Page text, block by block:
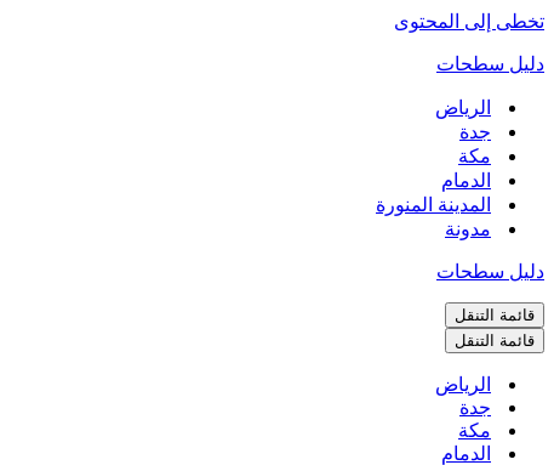
تخطى إلى المحتوى
دليل سطحات
الرياض
جدة
مكة
الدمام
المدينة المنورة
مدونة
دليل سطحات
قائمة التنقل
قائمة التنقل
الرياض
جدة
مكة
الدمام